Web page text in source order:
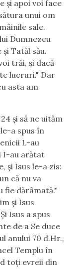
şi apoi voi face
unui om
sale.
Dumnezeu
Tatăl său.
trăi, şi dacă
lucruri." Dar
asta am
şi să ne uităm
a spus în
L-au
I-au arătat
şi Isus le-a zis:
că nu va
fie dărâmată."
şi Isus
Isus a spus
de a Se duce
anului 70 d.Hr.,
Templu în
toţi evreii din